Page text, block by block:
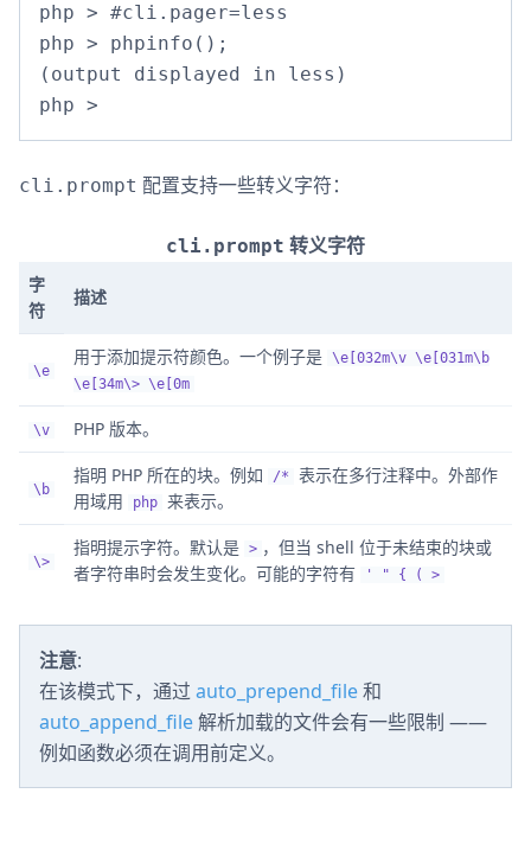
php > #cli.pager=less
php > phpinfo();
(output displayed in less)
php >
cli.prompt 配置支持一些转义字符：
cli.prompt 转义字符
字
符
描述
\e
用于添加提示符颜色。一个例子是 \e[032m\v \e[031m\b
\e[34m\> \e[0m
\v PHP 版本。
\b
指明 PHP 所在的块。例如 /*
表示在多行注释中。外部作
用域用
php 来表示。
\>
指明提示字符。默认是 > ，但当 shell 位于未结束的块或
者字符串时会发生变化。可能的字符有
' " { ( >
注意:
在该模式下，通过 auto_prepend_file和
auto_append_file解析加载的文件会有一些限制 ——
例如函数必须在调用前定义。